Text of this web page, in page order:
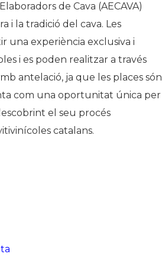
de Cava (AECAVA)
i la tradició del cava. Les
una experiència exclusiva i
i es poden realitzar a través
antelació, ja que les places són
com una oportunitat única per
el seu procés
catalans.